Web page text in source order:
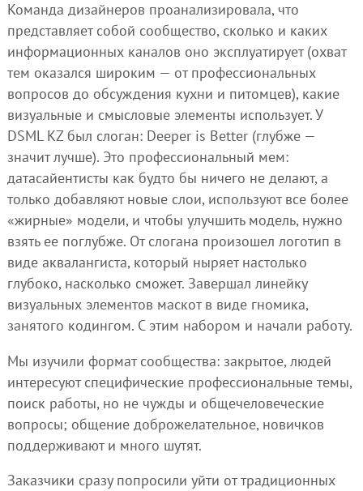
Команда дизайнеров проанализировала, что
представляет собой сообщество, сколько и каких
информационных каналов оно эксплуатирует (охват
тем оказался широким — от профессиональных
вопросов до обсуждения кухни и питомцев), какие
визуальные и смысловые элементы использует. У
DSML KZ был слоган: Deeper is Better (глубже —
значит лучше). Это профессиональный мем:
датасайентисты как будто бы ничего не делают, а
только добавляют новые слои, используют все более
«жирные» модели, и чтобы улучшить модель, нужно
взять ее поглубже. От слогана произошел логотип в
виде аквалангиста, который ныряет настолько
глубоко, насколько сможет. Завершал линейку
визуальных элементов маскот в виде гномика,
занятого кодингом. С этим набором и начали работу.
Мы изучили формат сообщества: закрытое, людей
интересуют специфические профессиональные темы,
поиск работы, но не чужды и общечеловеческие
вопросы; общение доброжелательное, новичков
поддерживают и много шутят.
Заказчики сразу попросили уйти от традиционных